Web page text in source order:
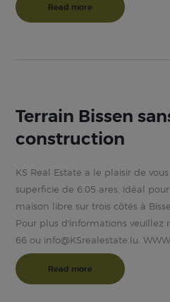
Read more
Terrain Bissen
construction
KS Real Estate a le plaisir de
superficie de 6.05 ares, idéal
maison libre sur trois côtés à
Pour plus d'informations veuillez
66 ou info@KSrealestate.lu.
Read more